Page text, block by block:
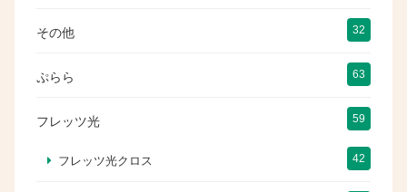
その他 32
ぷらら 63
フレッツ光 59
フレッツ光クロス 42